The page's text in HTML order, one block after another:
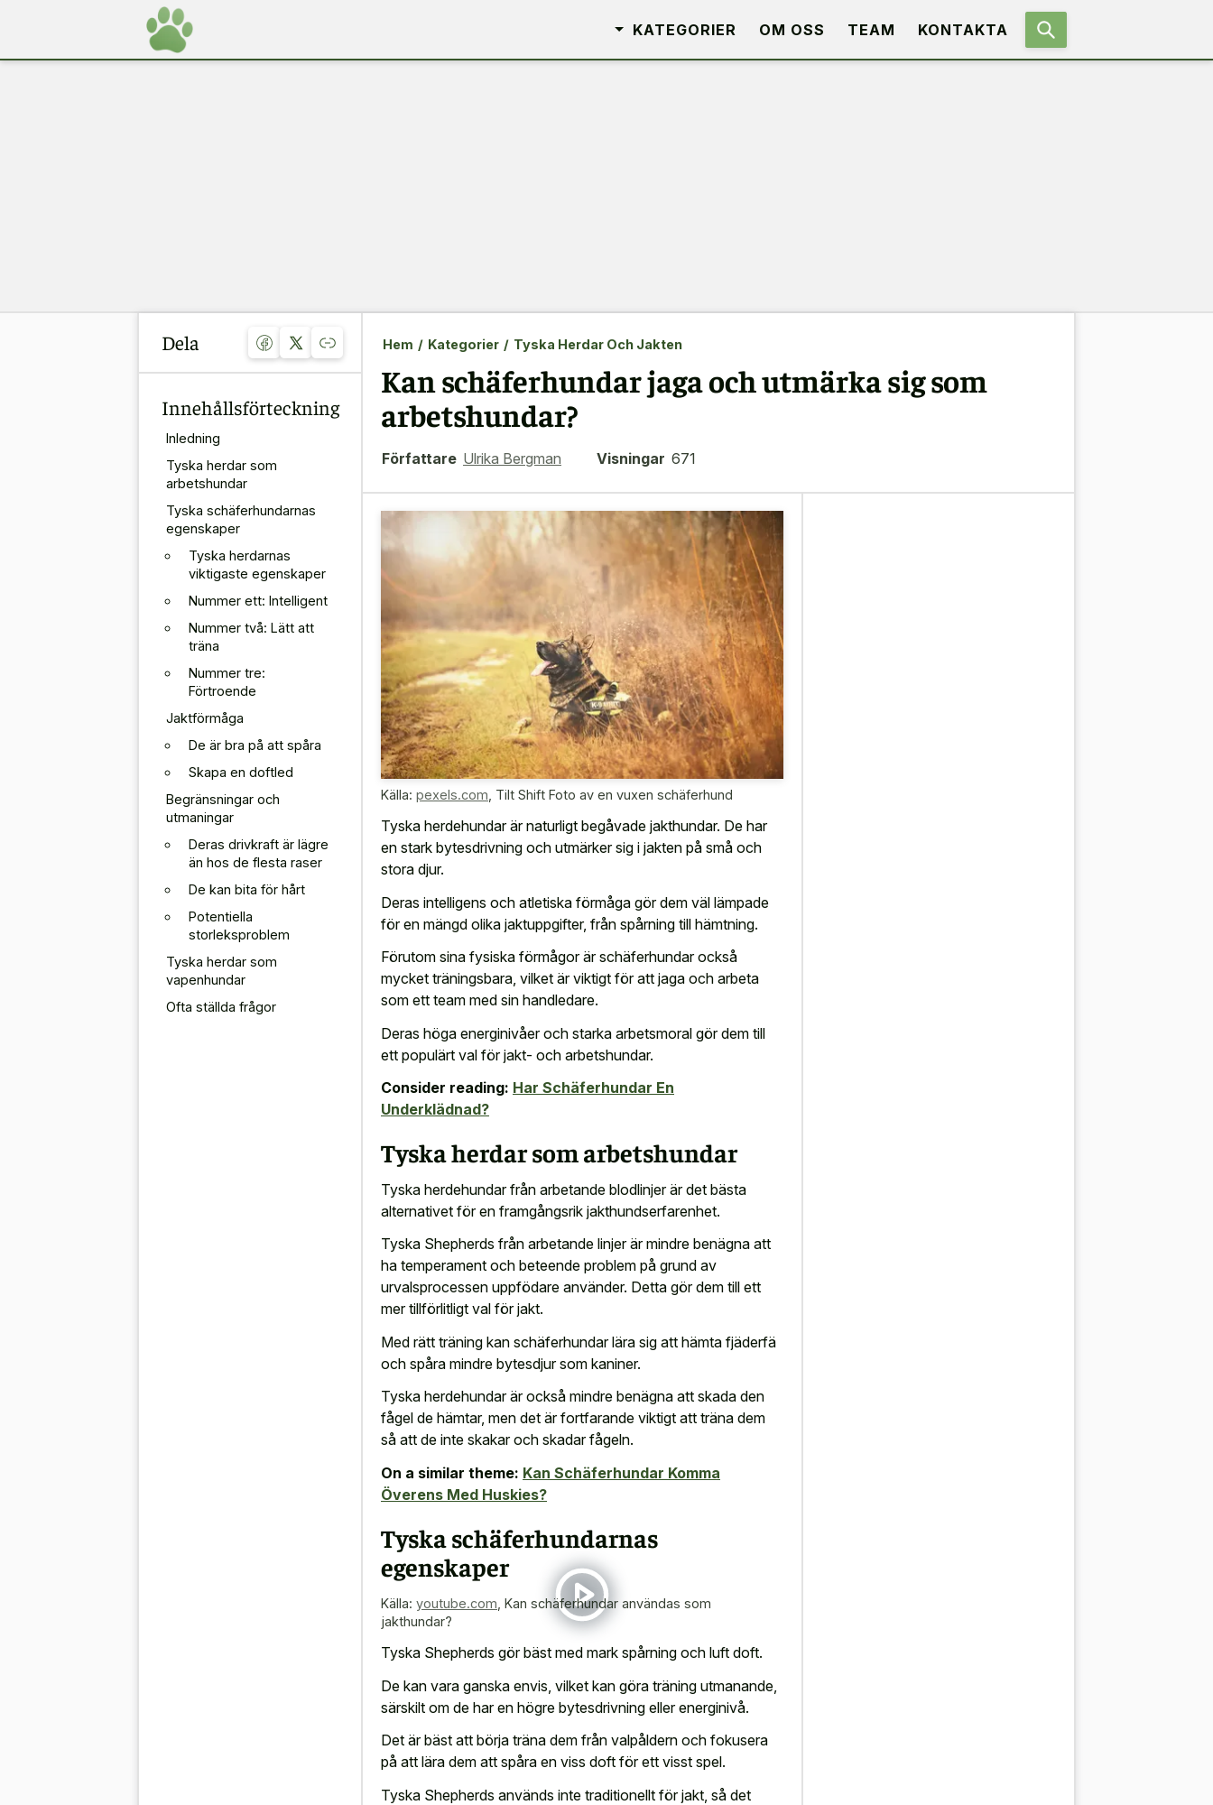
KATEGORIER OM OSS TEAM KONTAKTA
Dela
Innehållsförteckning
Inledning
Tyska herdar som
arbetshundar
Tyska schäferhundarnas
egenskaper
Tyska herdarnas
viktigaste egenskaper
Nummer ett: Intelligent
Nummer två: Lätt att
träna
Nummer tre:
Förtroende
Jaktförmåga
De är bra på att spåra
Skapa en doftled
Begränsningar och
utmaningar
Deras drivkraft är lägre
än hos de flesta raser
De kan bita för hårt
Potentiella
storleksproblem
Tyska herdar som
vapenhundar
Ofta ställda frågor
Hem / Kategorier / Tyska Herdar Och Jakten
Kan schäferhundar jaga och utmärka sig som
arbetshundar?
Författare Ulrika Bergman Visningar 671
Källa: pexels.com Tilt Shift Foto av en vuxen schäferhund
Tyska herdehundar är naturligt begåvade jakthundar. De har
en stark bytesdrivning och utmärker sig i jakten på små och
stora djur.
Deras intelligens och atletiska förmåga gör dem väl lämpade
för en mängd olika jaktuppgifter, från spårning till hämtning.
Förutom sina fysiska förmågor är schäferhundar också
mycket träningsbara, vilket är viktigt för att jaga och arbeta
som ett team med sin handledare.
Deras höga energinivåer och starka arbetsmoral gör dem till
ett populärt val för jakt- och arbetshundar.
Consider reading: Har Schäferhundar En
Underklädnad?
Tyska herdar som arbetshundar
Tyska herdehundar från arbetande blodlinjer är det bästa
alternativet för en framgångsrik jakthundserfarenhet.
Tyska Shepherds från arbetande linjer är mindre benägna att
ha temperament och beteende problem på grund av
urvalsprocessen uppfödare använder. Detta gör dem till ett
mer tillförlitligt val för jakt.
Med rätt träning kan schäferhundar lära sig att hämta fjäderfä
och spåra mindre bytesdjur som kaniner.
Tyska herdehundar är också mindre benägna att skada den
fågel de hämtar, men det är fortfarande viktigt att träna dem
så att de inte skakar och skadar fågeln.
On a similar theme: Kan Schäferhundar Komma
Överens Med Huskies?
Tyska schäferhundarnas
egenskaper
Källa: youtube.com Kan schäferhundar användas som
jakthundar?
Tyska Shepherds gör bäst med mark spårning och luft doft.
De kan vara ganska envis, vilket kan göra träning utmanande,
särskilt om de har en högre bytesdrivning eller energinivå.
Det är bäst att börja träna dem från valpåldern och fokusera
på att lära dem att spåra en viss doft för ett visst spel.
Tyska Shepherds används inte traditionellt för jakt, så det